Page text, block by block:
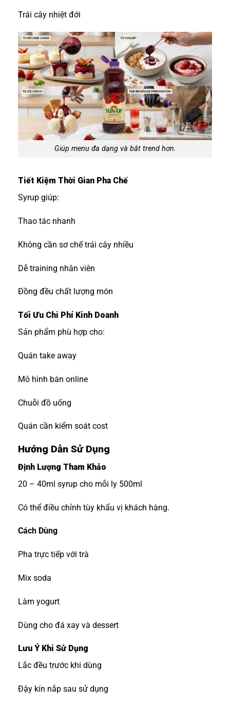
Trái cây nhiệt đới
Giúp menu đa dạng và bắt trend hơn.
Tiết Kiệm Thời Gian Pha Chế
Syrup giúp:
Thao tác nhanh
Không cần sơ chế trái cây nhiều
Dễ training nhân viên
Đồng đều chất lượng món
Tối Ưu Chi Phí Kinh Doanh
Sản phẩm phù hợp cho:
Quán take away
Mô hình bán online
Chuỗi đồ uống
Quán cần kiểm soát cost
Hướng Dẫn Sử Dụng
Định Lượng Tham Khảo
20 – 40ml syrup cho mỗi ly 500ml
Có thể điều chỉnh tùy khẩu vị khách hàng.
Cách Dùng
Pha trực tiếp với trà
Mix soda
Làm yogurt
Dùng cho đá xay và dessert
Lưu Ý Khi Sử Dụng
Lắc đều trước khi dùng
Đậy kín nắp sau sử dụng